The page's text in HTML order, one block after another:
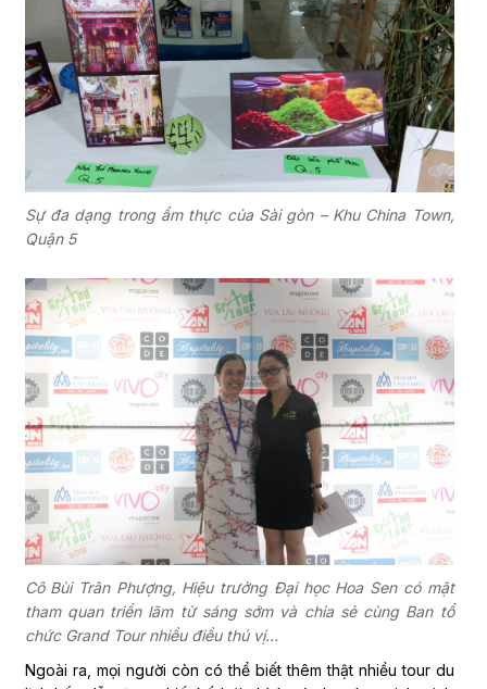
Sự đa dạng trong ẩm thực của Sài gòn – Khu China Town,
Quận 5
Cô Bùi Trân Phượng, Hiệu trưởng Đại học Hoa Sen có mặt
tham quan triển lãm từ sáng sớm và chia sẻ cùng Ban tổ
chức Grand Tour nhiều điều thú vị…
Ngoài ra, mọi người còn có thể biết thêm thật nhiều tour du